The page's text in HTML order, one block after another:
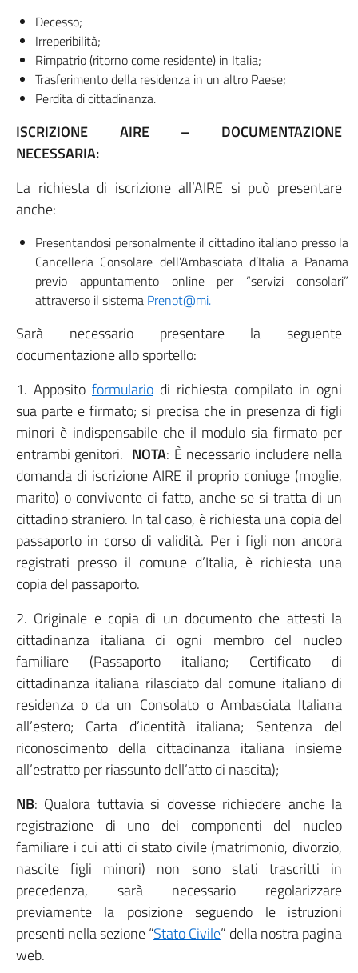
Decesso;
Irreperibilità;
Rimpatrio (ritorno come residente) in Italia;
Trasferimento della residenza in un altro Paese;
Perdita di cittadinanza.
ISCRIZIONE AIRE – DOCUMENTAZIONE
NECESSARIA:
La richiesta di iscrizione all’AIRE si può presentare
anche:
Presentandosi personalmente il cittadino italiano presso la
Cancelleria Consolare dell’Ambasciata d’Italia a Panama
previo appuntamento online per “servizi consolari”
attraverso il sistema Prenot@mi.
Sarà necessario presentare la seguente
documentazione allo sportello:
1. Apposito formulario di richiesta compilato in ogni
sua parte e firmato; si precisa che in presenza di figli
minori è indispensabile che il modulo sia firmato per
entrambi genitori. NOTA: È necessario includere nella
domanda di iscrizione AIRE il proprio coniuge (moglie,
marito) o convivente di fatto, anche se si tratta di un
cittadino straniero. In tal caso, è richiesta una copia del
passaporto in corso di validità. Per i figli non ancora
registrati presso il comune d’Italia, è richiesta una
copia del passaporto.
2. Originale e copia di un documento che attesti la
cittadinanza italiana di ogni membro del nucleo
familiare (Passaporto italiano; Certificato di
cittadinanza italiana rilasciato dal comune italiano di
residenza o da un Consolato o Ambasciata Italiana
all’estero; Carta d’identità italiana; Sentenza del
riconoscimento della cittadinanza italiana insieme
all’estratto per riassunto dell’atto di nascita);
NB: Qualora tuttavia si dovesse richiedere anche la
registrazione di uno dei componenti del nucleo
familiare i cui atti di stato civile (matrimonio, divorzio,
nascite figli minori) non sono stati trascritti in
precedenza, sarà necessario regolarizzare
previamente la posizione seguendo le istruzioni
presenti nella sezione “Stato Civile” della nostra pagina
web.